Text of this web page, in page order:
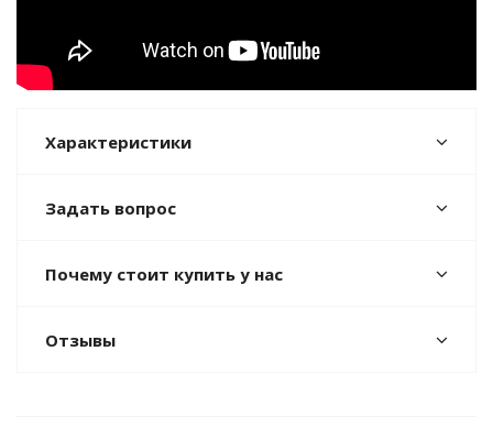
Характеристики
Задать вопрос
Почему стоит купить у нас
Отзывы